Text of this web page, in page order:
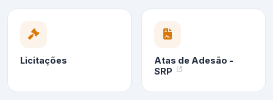
Licitações
Atas de Adesão -
SRP